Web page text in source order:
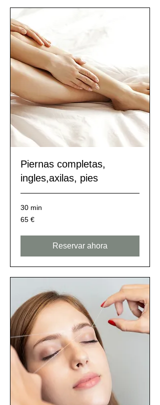
Piernas completas,
ingles,axilas, pies
30 min
65
euros
65 €
Reservar ahora